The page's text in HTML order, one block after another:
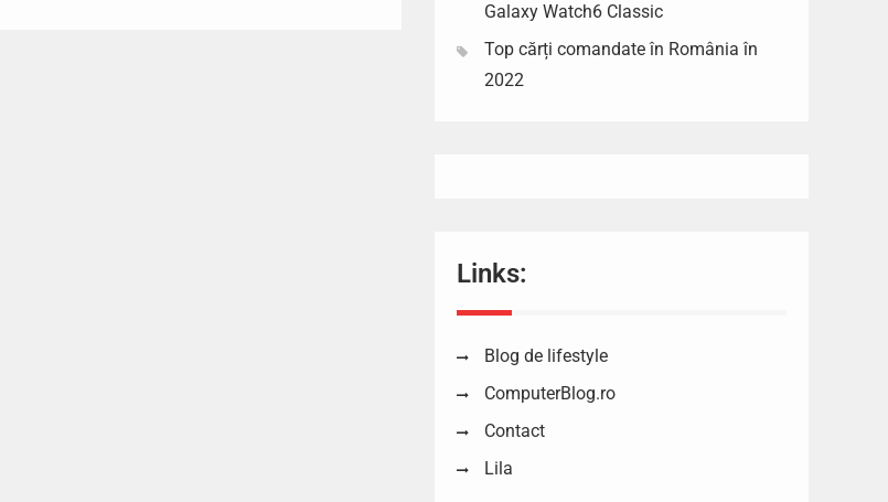
Galaxy Watch6 Classic
Top cărți comandate în România în
2022
Links:
Blog de lifestyle
ComputerBlog.ro
Contact
Lila